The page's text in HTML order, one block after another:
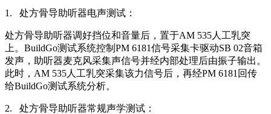
1. 处方骨导助听器电声测试：
处方骨导助听器调好挡位和音量后，置于AM 535人工乳突
上。BuildGo测试系统控制PM 6181信号采集卡驱动SB 02音箱
发声，助听器麦克风采集声信号并经内部处理后由振子输出。
此时，AM 535人工乳突采集该力信号后，再经PM 6181回传
给BuildGo测试系统分析。
2. 处方骨导助听器常规声学测试：